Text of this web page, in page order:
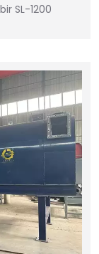
SL-1200